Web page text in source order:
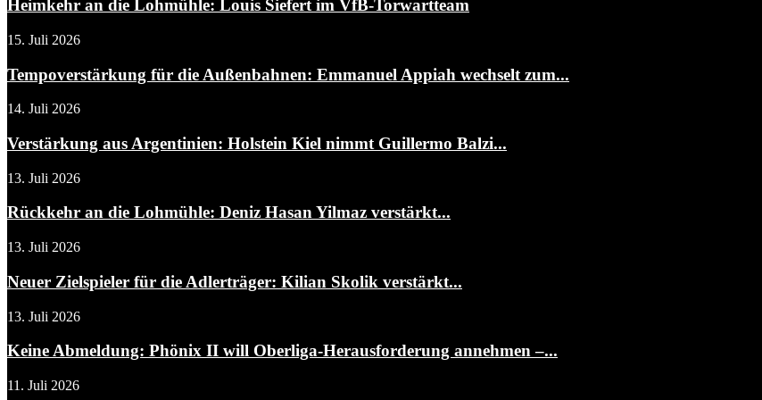
Heimkehr an die Lohmühle: Louis Siefert im VfB-Torwartteam
15. Juli 2026
Tempoverstärkung für die Außenbahnen: Emmanuel Appiah wechselt zum...
14. Juli 2026
Verstärkung aus Argentinien: Holstein Kiel nimmt Guillermo Balzi...
13. Juli 2026
Rückkehr an die Lohmühle: Deniz Hasan Yilmaz verstärkt...
13. Juli 2026
Neuer Zielspieler für die Adlerträger: Kilian Skolik verstärkt...
13. Juli 2026
Keine Abmeldung: Phönix II will Oberliga-Herausforderung annehmen –...
11. Juli 2026